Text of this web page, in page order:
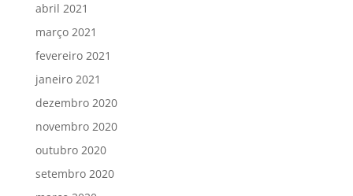
abril 2021
março 2021
fevereiro 2021
janeiro 2021
dezembro 2020
novembro 2020
outubro 2020
setembro 2020